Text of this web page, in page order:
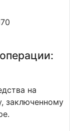
на
заключенному